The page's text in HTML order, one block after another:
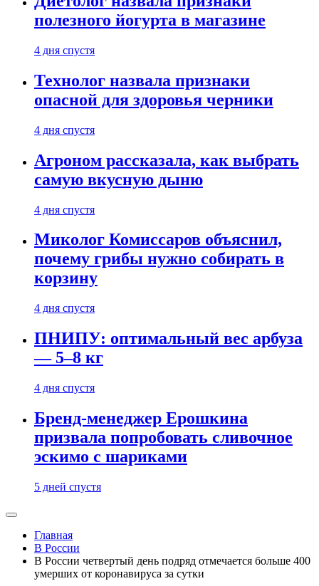
полезного йогурта в магазине
4 дня спустя
Технолог назвала признаки
опасной для здоровья черники
4 дня спустя
Агроном рассказала, как выбрать
самую вкусную дыню
4 дня спустя
Миколог Комиссаров объяснил,
почему грибы нужно собирать в
корзину
4 дня спустя
ПНИПУ: оптимальный вес арбуза
— 5–8 кг
4 дня спустя
Бренд-менеджер Ерошкина
призвала попробовать сливочное
эскимо с шариками
5 дней спустя
Главная
В России
В России четвертый день подряд отмечается больше 400
умерших от коронавируса за сутки